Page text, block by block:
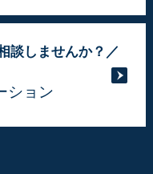
談しませんか？／
ション